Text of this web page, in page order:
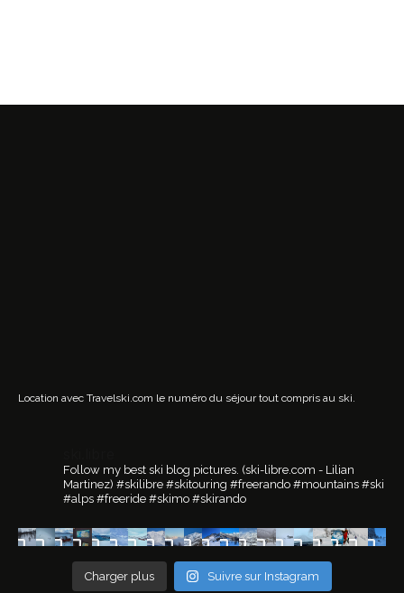
Location avec Travelski.com le numéro du séjour tout compris au ski.
Follow my best ski blog pictures. (ski-libre.com - Lilian
Martinez) #skilibre #skitouring #freerando #mountains #ski
#alps #freeride #skimo #skirando
Charger plus Suivre sur Instagram